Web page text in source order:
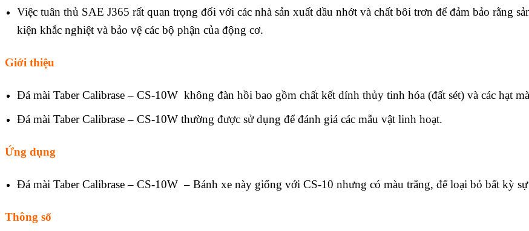
Việc tuân thủ SAE J365 rất quan trọng đối với các nhà sản xuất dầu nhớt và chất bôi trơn để đảm bảo rằng
kiện khắc nghiệt và bảo vệ các bộ phận của động cơ.
Giới thiệu
Đá mài Taber Calibrase – CS-10W không đàn hồi bao gồm chất kết dính thủy tinh hóa (đất sét) và các hạt
Đá mài Taber Calibrase – CS-10W thường được sử dụng để đánh giá các mẫu vật linh hoạt.
Ứng dụng
Đá mài Taber Calibrase – CS-10W – Bánh xe này giống với CS-10 nhưng có màu trắng, để loại bỏ bất kỳ
Thông số